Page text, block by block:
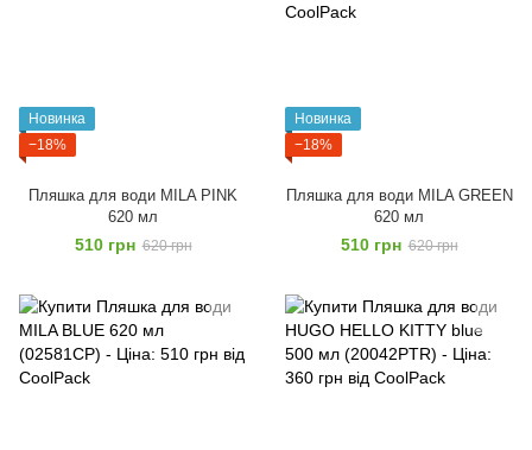
Новинка
−18%
Пляшка для води MILA PІNK
620 мл
510 грн 620 грн
Новинка
−18%
Пляшка для води MILA GREEN
620 мл
510 грн 620 грн